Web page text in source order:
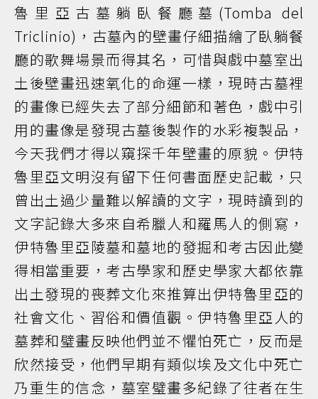
魯里亞古墓躺臥餐廳墓(Tomba del
Triclinio)，古墓內的壁畫仔細描繪了臥躺餐
廳的歌舞場景而得其名，可惜與戲中墓室出
土後壁畫迅速氧化的命運一樣，現時古墓裡
的畫像已經失去了部分細節和著色，戲中引
用的畫像是發現古墓後製作的水彩複製品，
今天我們才得以窺探千年壁畫的原貌。伊特
魯里亞文明沒有留下任何書面歷史記載，只
曾出土過少量難以解讀的文字，現時讀到的
文字記錄大多來自希臘人和羅馬人的側寫，
伊特魯里亞陵墓和墓地的發掘和考古因此變
得相當重要，考古學家和歷史學家大都依靠
出土發現的喪葬文化來推算出伊特魯里亞的
社會文化、習俗和價值觀。伊特魯里亞人的
墓葬和璧畫反映他們並不懼怕死亡，反而是
欣然接受，他們早期有類似埃及文化中死亡
乃重生的信念，墓室璧畫多紀錄了往者在生